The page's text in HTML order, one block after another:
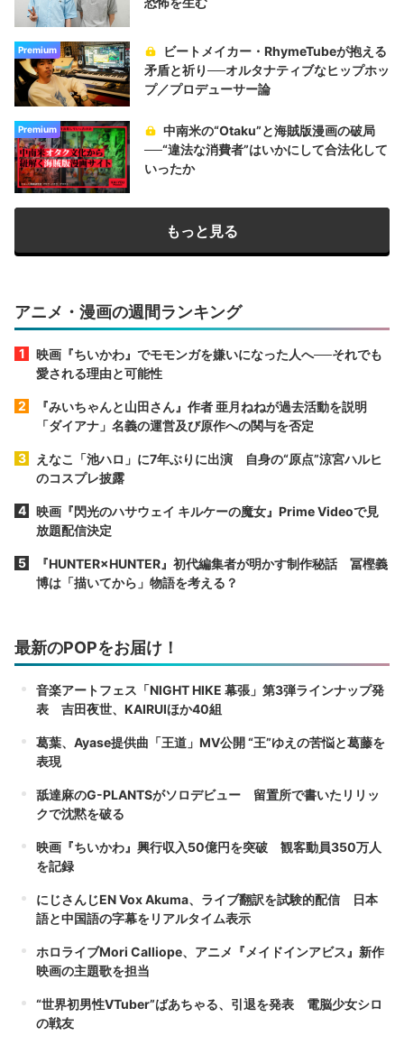
Premium
ビートメイカー・RhymeTubeが抱える
矛盾と祈り──オルタナティブなヒップホッ
プ／プロデューサー論
Premium
中南米の“Otaku”と海賊版漫画の破局
──“違法な消費者”はいかにして合法化して
いったか
もっと見る
アニメ・漫画の週間ランキング
映画『ちいかわ』でモモンガを嫌いになった人へ──それでも
愛される理由と可能性
『みいちゃんと山田さん』作者 亜月ねねが過去活動を説明
「ダイアナ」名義の運営及び原作への関与を否定
えなこ「池ハロ」に7年ぶりに出演 自身の“原点”涼宮ハルヒ
のコスプレ披露
映画『閃光のハサウェイ キルケーの魔女』Prime Videoで見
放題配信決定
『HUNTER×HUNTER』初代編集者が明かす制作秘話 冨樫義
博は「描いてから」物語を考える？
最新のPOPをお届け！
音楽アートフェス「NIGHT HIKE 幕張」第3弾ラインナップ発
表 吉田夜世、KAIRUIほか40組
葛葉、Ayase提供曲「王道」MV公開 “王”ゆえの苦悩と葛藤を
表現
舐達麻のG-PLANTSがソロデビュー 留置所で書いたリリッ
クで沈黙を破る
映画『ちいかわ』興行収入50億円を突破 観客動員350万人
を記録
にじさんじEN Vox Akuma、ライブ翻訳を試験的配信 日本
語と中国語の字幕をリアルタイム表示
ホロライブMori Calliope、アニメ『メイドインアビス』新作
映画の主題歌を担当
“世界初男性VTuber”ばあちゃる、引退を発表 電脳少女シロ
の戦友